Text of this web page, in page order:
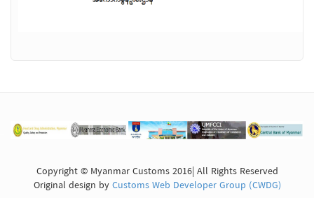
Copyright © Myanmar Customs 2016| All Rights Reserved
Original design byCustoms Web Developer Group (CWDG)